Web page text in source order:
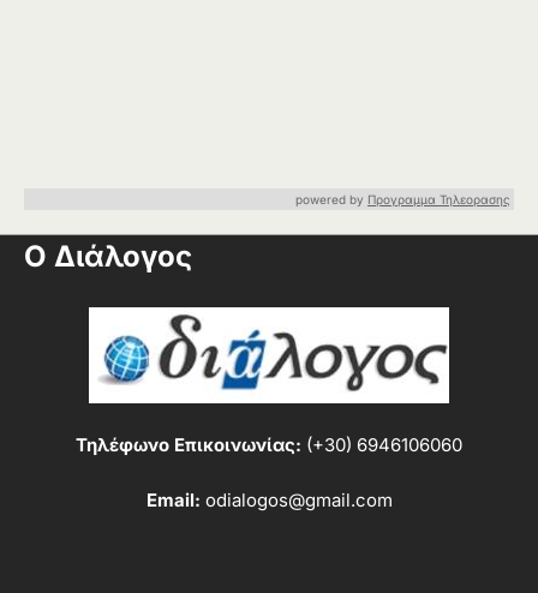
powered by Προγραμμα Τηλεορασης
Ο Διάλογος
Τηλέφωνο Επικοινωνίας: (+30) 6946106060
Email: odialogos@gmail.com